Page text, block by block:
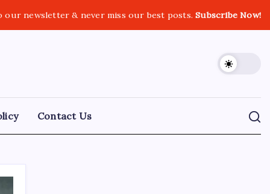
our newsletter & never miss our best posts.Subscribe Now!
Contact Us